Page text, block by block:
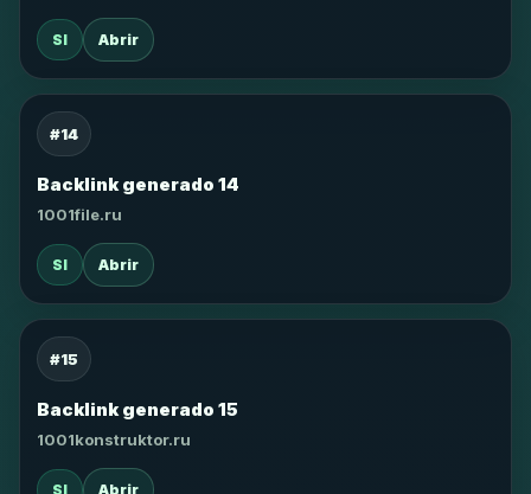
SI Abrir
#14
Backlink generado 14
1001file.ru
SI Abrir
#15
Backlink generado 15
1001konstruktor.ru
SI Abrir